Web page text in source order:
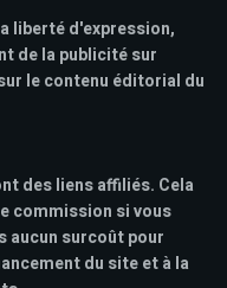
liberté d'expression,
de la publicité sur
le contenu éditorial du
des liens affiliés. Cela
commission si vous
aucun surcoût pour
du site et à la